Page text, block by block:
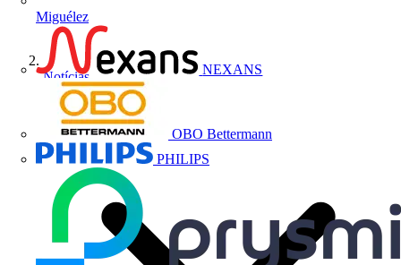
Miguélez
NEXANS
OBO Bettermann
PHILIPS
Notícias